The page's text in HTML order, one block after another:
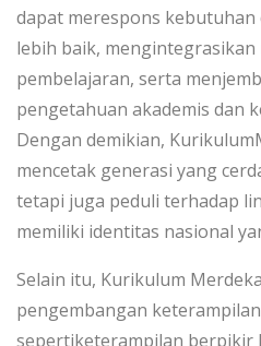
dapat merespons kebutuhan
lebih baik,
pembelajaran, serta
pengetahuan akademis dan
Dengan demikian,
mencetak generasi yang
tetapi juga peduli terhadap
memiliki identitas nasional
Selain itu, Kurikulum
pengembangan
sepertiketerampilan berpikir